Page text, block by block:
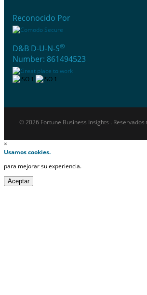
Reconocido Por
D&B D-U-N-S®
Number: 861494523
© 2026 Fortune Business Insights . Reservados
×
Usamos cookies.
para mejorar su experiencia.
Aceptar